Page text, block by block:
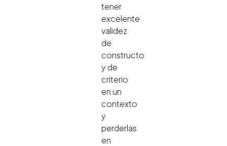
tener
excelente
validez
de
constructo
y de
criterio
en un
contexto
y
perderlas
en